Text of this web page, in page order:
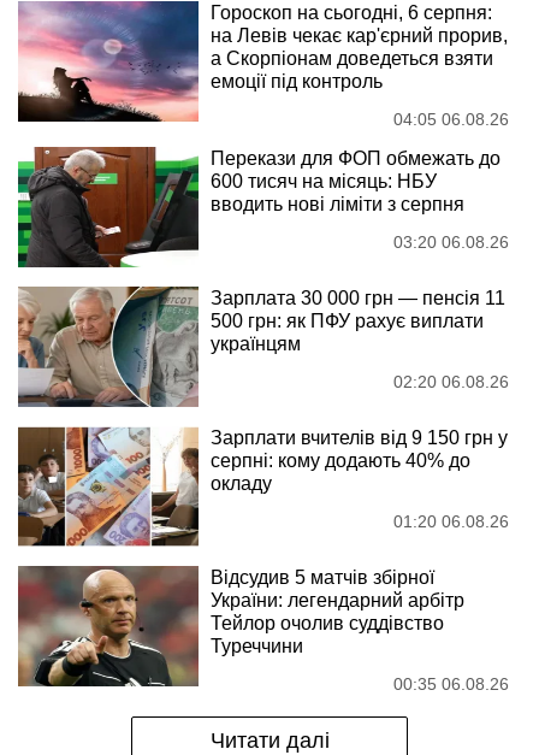
Гороскоп на сьогодні, 6 серпня:
на Левів чекає кар'єрний прорив,
а Скорпіонам доведеться взяти
емоції під контроль
04:05 06.08.26
Перекази для ФОП обмежать до
600 тисяч на місяць: НБУ
вводить нові ліміти з серпня
03:20 06.08.26
Зарплата 30 000 грн — пенсія 11
500 грн: як ПФУ рахує виплати
українцям
02:20 06.08.26
Зарплати вчителів від 9 150 грн у
серпні: кому додають 40% до
окладу
01:20 06.08.26
Відсудив 5 матчів збірної
України: легендарний арбітр
Тейлор очолив суддівство
Туреччини
00:35 06.08.26
Читати далі